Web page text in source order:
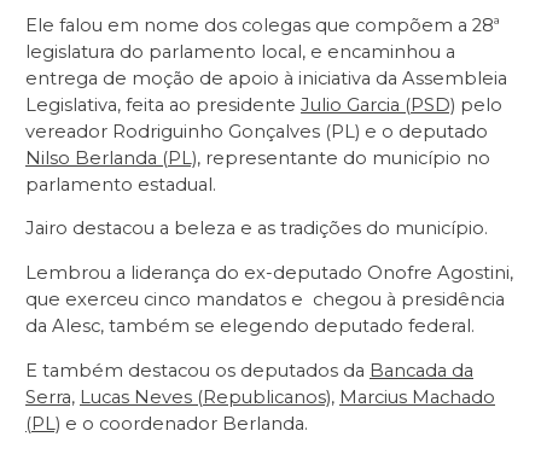
Ele falou em nome dos colegas que compõem a 28ª
legislatura do parlamento local, e encaminhou a
entrega de moção de apoio à iniciativa da Assembleia
Legislativa, feita ao presidente Julio Garcia (PSD) pelo
vereador Rodriguinho Gonçalves (PL) e o deputado
Nilso Berlanda (PL), representante do município no
parlamento estadual.
Jairo destacou a beleza e as tradições do município.
Lembrou a liderança do ex-deputado Onofre Agostini,
que exerceu cinco mandatos e chegou à presidência
da Alesc, também se elegendo deputado federal.
E também destacou os deputados da Bancada da
Serra, Lucas Neves (Republicanos), Marcius Machado
(PL) e o coordenador Berlanda.